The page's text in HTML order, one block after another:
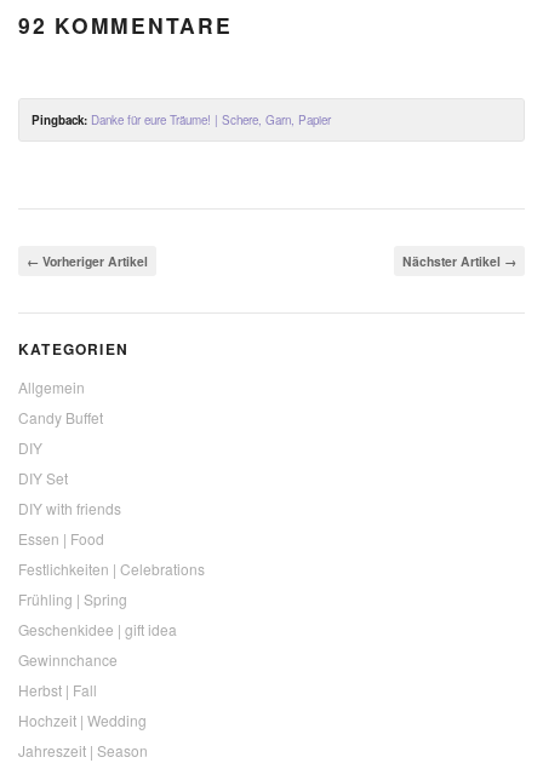
92 KOMMENTARE
Pingback: Danke für eure Träume! | Schere, Garn, Papier
Nächster Artikel →
← Vorheriger Artikel
KATEGORIEN
Allgemein
Candy Buffet
DIY
DIY Set
DIY with friends
Essen | Food
Festlichkeiten | Celebrations
Frühling | Spring
Geschenkidee | gift idea
Gewinnchance
Herbst | Fall
Hochzeit | Wedding
Jahreszeit | Season